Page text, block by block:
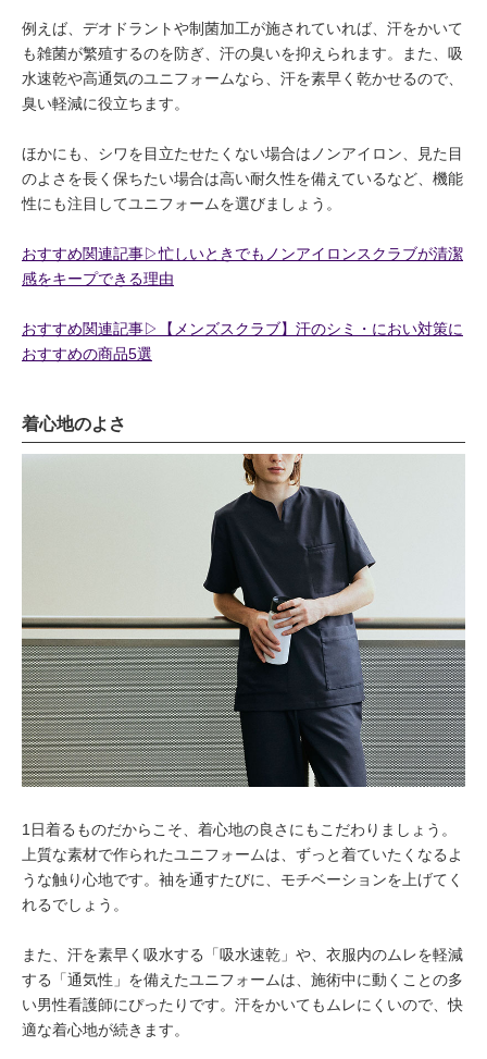
例えば、デオドラントや制菌加工が施されていれば、汗をかいて
も雑菌が繁殖するのを防ぎ、汗の臭いを抑えられます。また、吸
水速乾や高通気のユニフォームなら、汗を素早く乾かせるので、
臭い軽減に役立ちます。
ほかにも、シワを目立たせたくない場合はノンアイロン、見た目
のよさを長く保ちたい場合は高い耐久性を備えているなど、機能
性にも注目してユニフォームを選びましょう。
おすすめ関連記事▷忙しいときでもノンアイロンスクラブが清潔
感をキープできる理由
おすすめ関連記事▷【メンズスクラブ】汗のシミ・におい対策に
おすすめの商品5選
着心地のよさ
1日着るものだからこそ、着心地の良さにもこだわりましょう。
上質な素材で作られたユニフォームは、ずっと着ていたくなるよ
うな触り心地です。袖を通すたびに、モチベーションを上げてく
れるでしょう。
また、汗を素早く吸水する「吸水速乾」や、衣服内のムレを軽減
する「通気性」を備えたユニフォームは、施術中に動くことの多
い男性看護師にぴったりです。汗をかいてもムレにくいので、快
適な着心地が続きます。